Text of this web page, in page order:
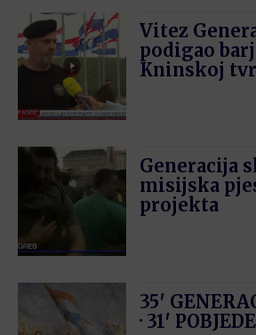
Vitez
podigao
Kninskoj
Generacija
misijska
projekta
35′
· 31′